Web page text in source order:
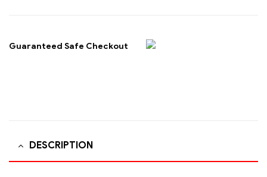
Guaranteed Safe Checkout
DESCRIPTION